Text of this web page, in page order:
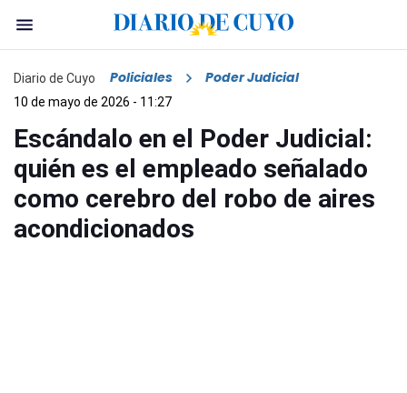
Diario de Cuyo Policiales Poder Judicial
10 de mayo de 2026 - 11:27
Escándalo en el Poder Judicial:
quién es el empleado señalado
como cerebro del robo de aires
acondicionados